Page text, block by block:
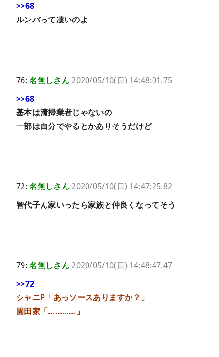
>>68
ルンバって凄いのよ
76:名無しさん2020/05/10(日) 14:48:01.75
>>68
基本は清掃業者じゃないの
一部は自分でやるとかありそうだけど
72:名無しさん2020/05/10(日) 14:47:25.82
智代子ん家いったら家族と仲良くなってそう
79:名無しさん2020/05/10(日) 14:48:47.47
>>72
シャニP「あっソースありますか？」
園田家「…………」